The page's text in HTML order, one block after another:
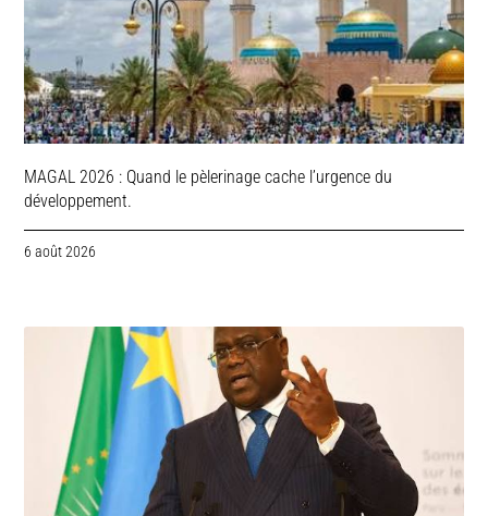
MAGAL 2026 : Quand le pèlerinage cache l’urgence du
développement.
6 août 2026